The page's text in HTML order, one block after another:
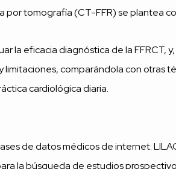
tomografía (CT-FFR) se plantea
la eficacia diagnóstica de la
comparándola con otras
cardiológica diaria.
de datos médicos de internet:
la búsqueda de estudios